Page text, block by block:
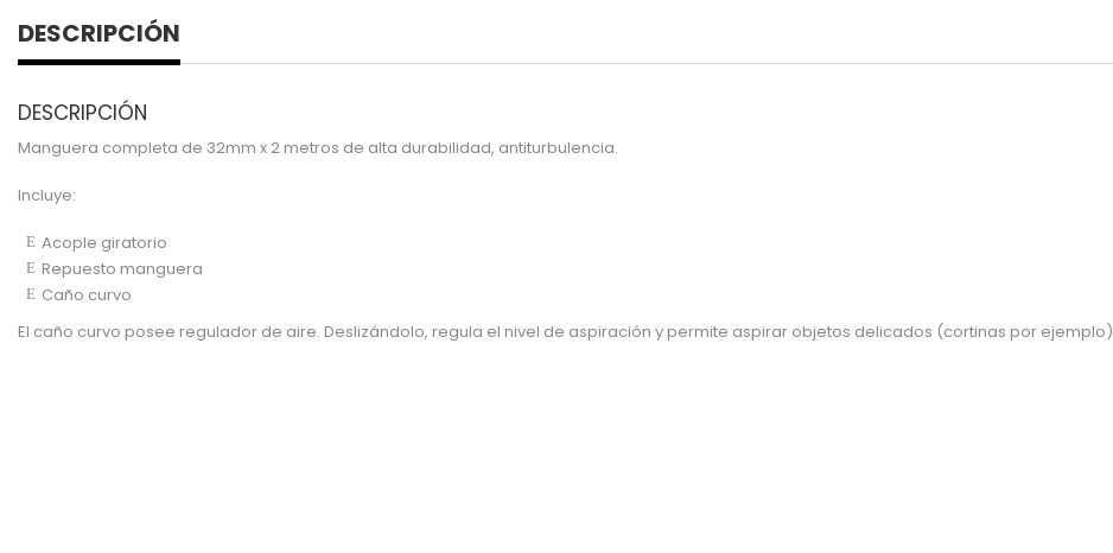
DESCRIPCIÓN
DESCRIPCIÓN
Manguera completa de 32mm x 2 metros de alta durabilidad, antiturbulencia.
Incluye:
Acople giratorio
Repuesto manguera
Caño curvo
El caño curvo posee regulador de aire. Deslizándolo, regula el nivel de aspiración y permite aspirar objetos delicados (cortinas por ejemplo)